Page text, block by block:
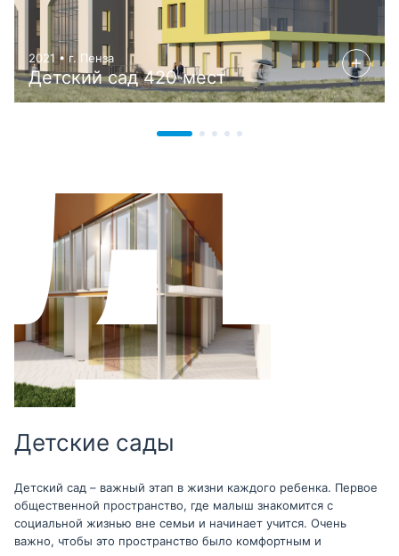
2021 • г. Пенза
Детский сад 420 мест
Детские сады
Детский сад – важный этап в жизни каждого ребенка. Первое
общественной пространство, где малыш знакомится с
социальной жизнью вне семьи и начинает учится. Очень
важно, чтобы это пространство было комфортным и